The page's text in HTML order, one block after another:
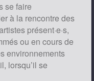
se faire
à la rencontre des
présent·e·s,
ou en cours de
environnements
lorsqu’il se